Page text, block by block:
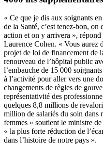
« Ce que je dis aux soignants
de la Santé, c’est tenez-bon,
action et on y arrivera »,
Laurence Cohen. « Vous aurez
projet de loi de financement de
renouveau de l’hôpital public
l’embauche de 15 000
à l’activité pour aller vers une
changements de règles de
représentativité des
quelques 8,8 millions de
million de salariés du soin dans
femmes » soutient le ministre
« la plus forte réduction de
dans l’histoire de notre pays ».